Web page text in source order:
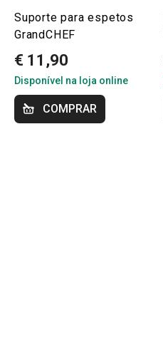
Suporte para espetos
GrandCHEF
€ 11,90
Disponível na loja online
COMPRAR